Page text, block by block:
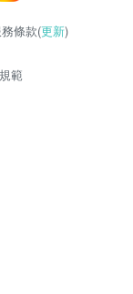
條款(更新)
範